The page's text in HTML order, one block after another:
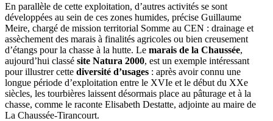
En parallèle de cette exploitation, d’autres activités se sont
développées au sein de ces zones humides, précise Guillaume
Meire, chargé de mission territorial Somme au CEN : drainage et
assèchement des marais à finalités agricoles ou bien creusement
d’étangs pour la chasse à la hutte. Le marais de la Chaussée,
aujourd’hui classé site Natura 2000, est un exemple intéressant
pour illustrer cette diversité d’usages : après avoir connu une
longue période d’exploitation entre le XVIe et le début du XXe
siècles, les tourbières laissent désormais place au pâturage et à la
chasse, comme le raconte Elisabeth Destatte, adjointe au maire de
La Chaussée-Tirancourt.